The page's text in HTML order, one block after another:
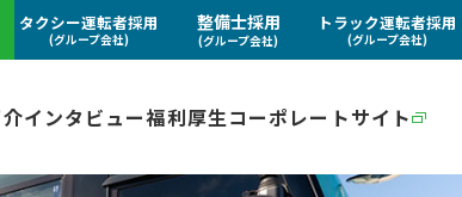
タクシー運転者採用
(グループ会社)
整備士採用
(グループ会社)
トラック運転者採用
(グループ会社)
インタビュー福利厚生コーポレートサイト